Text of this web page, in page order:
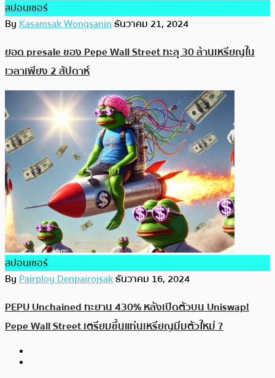
สปอนเซอร์
ByKasamsak Wongsaninธันวาคม 21, 2024
ยอด presale ของ Pepe Wall Street ทะลุ 30 ล้านเหรียญใน
เวลาเพียง 2 สัปดาห์
สปอนเซอร์
ByPairploy Denpairojsakธันวาคม 16, 2024
PEPU Unchained ทะยาน 430% หลังเปิดตัวบน Uniswap!
Pepe Wall Street เตรียมขึ้นแท่นเหรียญมีมตัวใหม่ ?